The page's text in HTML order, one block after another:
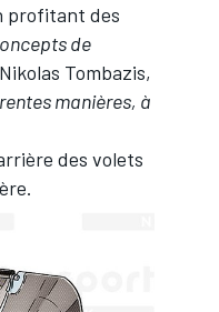
profitant des
de
Tombazis,
manières, à
des volets